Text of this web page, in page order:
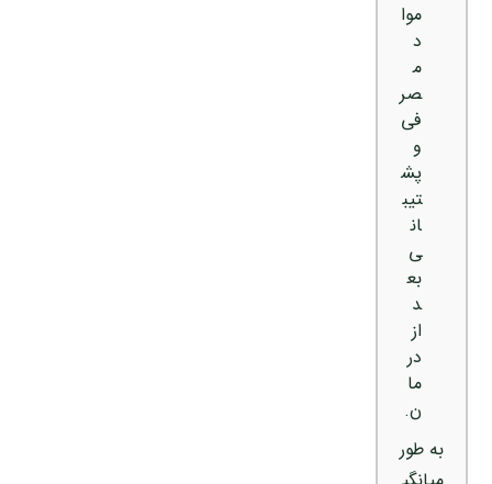
موا
د
م
صر
فی
و
پش
تیب
ان
ی
بع
د
از
در
ما
ن.
به طور